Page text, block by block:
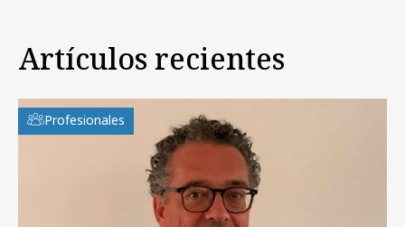
Artículos recientes
Profesionales